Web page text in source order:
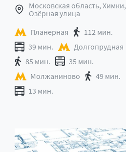
Московская область, Химки,
Озёрная улица
Планерная
112 мин.
39 мин.
Долгопрудная
85 мин.
35 мин.
Молжаниново
49 мин.
13 мин.